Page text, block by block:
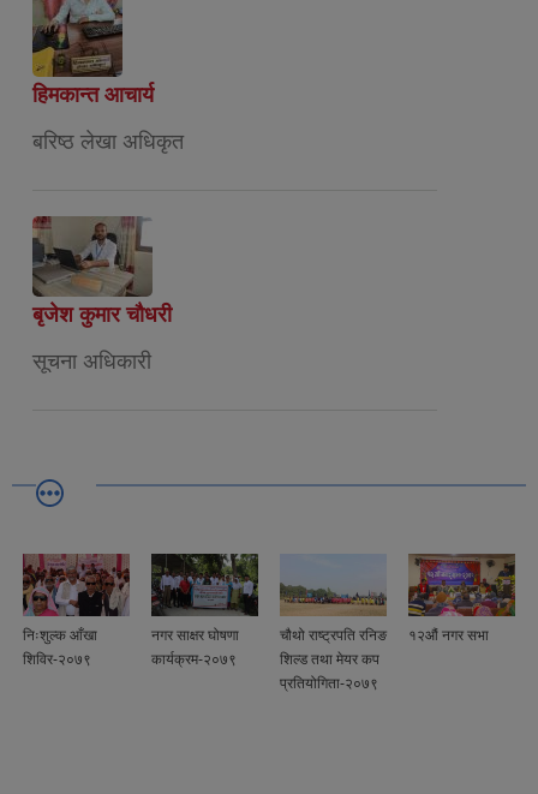
हिमकान्त आचार्य
बरिष्ठ लेखा अधिकृत
बृजेश कुमार चौधरी
सूचना अधिकारी
निःशुल्क आँखा
शिविर-२०७९
नगर साक्षर घोषणा
कार्यक्रम-२०७९
चौथो राष्ट्रपति रनिङ
शिल्ड तथा मेयर कप
प्रतियोगिता-२०७९
१२औं नगर सभा